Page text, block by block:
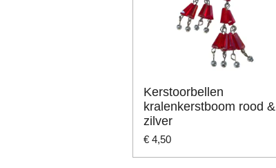
Kerstoorbellen
kralenkerstboom rood &
zilver
€ 4,50